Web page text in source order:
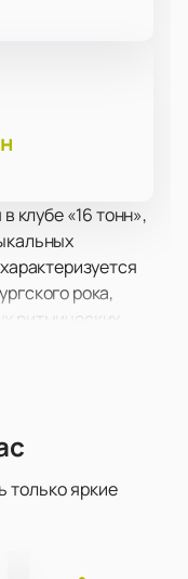
клубе «16 тонн»,
рока,
ритмических
яркими и
создает
«16 тонн»
только яркие